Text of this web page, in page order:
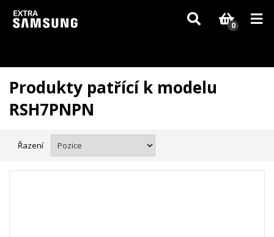
Vzhledem k aktuální situaci se může dodání dílů, které nejsou skladem,
zpozdit. Děkujeme za pochopení.
0
Produkty patřící k modelu
RSH7PNPN
Řazení